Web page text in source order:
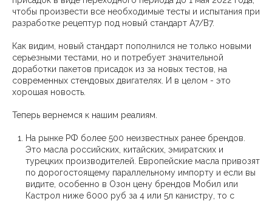
чтобы произвести все необходимые тесты и испытания при
разработке рецептур под новый стандарт A7/B7.
Как видим, новый стандарт пополнился не только новыми
серьезными тестами, но и потребует значительной
доработки пакетов присадок из за новых тестов, на
современных стендовых двигателях. И в целом - это
хорошая новость.
Теперь вернемся к нашим реалиям.
На рынке РФ более 500 неизвестных ранее брендов.
Это масла российских, китайских, эмиратских и
турецких производителей. Европейские масла привозят
по дорогостоящему параллельному импорту и если вы
видите, особенно в Озон цену брендов Мобил или
Кастрол ниже 6000 руб за 4 или 5л канистру, то с